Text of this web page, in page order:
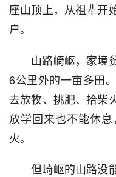
座山顶上，从祖辈开
户。
山路崎岖，家境贫
6公里外的一亩多田
去放牧、挑肥、拾柴
放学回来也不能休
火。
但崎岖的山路没能